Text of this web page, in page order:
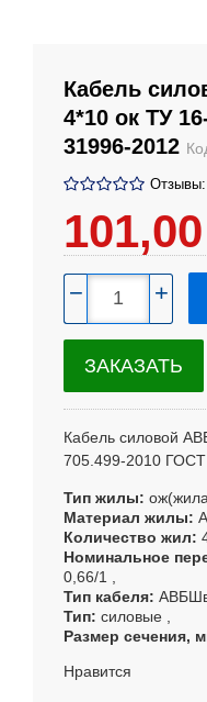
Кабель
4*10 ок ТУ
31996-2012
101,00
− +
ЗАКАЗАТЬ
Кабель силовой
705.499-2010
Тип жилы
Материал жилы
Количество жил
Номинальное
0,66/1
Тип кабеля
Тип силовые
Размер сечения,
Нравится